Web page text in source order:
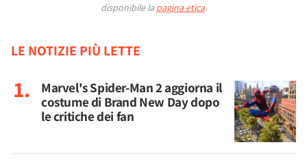
disponibile la pagina etica.
LE NOTIZIE PIÙ LETTE
Marvel's Spider-Man 2 aggiorna il
costume di Brand New Day dopo
le critiche dei fan